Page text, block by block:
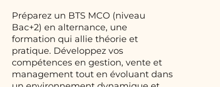
Préparez un BTS MCO (niveau
Bac+2) en alternance, une
formation qui allie théorie et
pratique. Développez vos
compétences en gestion, vente et
management tout en évoluant dans